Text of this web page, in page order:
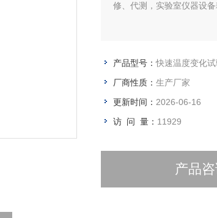
修、代测，实验室仪器设
产品型号：快速温度变化
厂商性质： 生产厂家
更新时间： 2026-06-16
访 问 量： 11929
产品